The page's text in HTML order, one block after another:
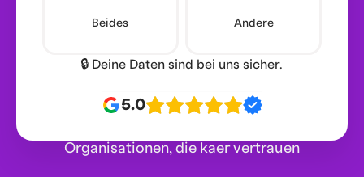
Beides Andere
🔒 Deine Daten sind bei uns sicher.
5.0
Organisationen, die kaer vertrauen